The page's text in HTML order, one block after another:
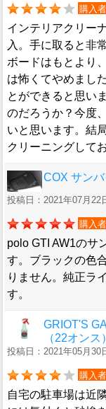
購入者
インテリアクリー
入。手に取ると非
ボードはもとより
は怖くてやめまし
とができると思い
のだろうか？今度
いと思います。結
クリーニングして
COX サン
投稿日：2021年07月22
購入者
polo GTI AW1のサ
す。ブラックの色
りません。純正ラ
す。
GRIOT'S
（22オンス）
投稿日：2021年05月30
購入者
自宅の駐車場は近